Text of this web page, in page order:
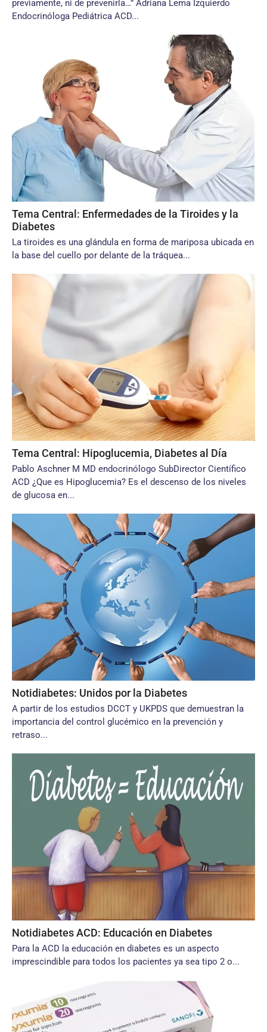
previamente, ni de prevenirla…” Adriana Lema Izquierdo
Endocrinóloga Pediátrica ACD...
Tema Central: Enfermedades de la Tiroides y la
Diabetes
La tiroides es una glándula en forma de mariposa ubicada en
la base del cuello por delante de la tráquea...
Tema Central: Hipoglucemia, Diabetes al Día
Pablo Aschner M MD endocrinólogo SubDirector Científico
ACD ¿Que es Hipoglucemia? Es el descenso de los niveles
de glucosa en...
Notidiabetes: Unidos por la Diabetes
A partir de los estudios DCCT y UKPDS que demuestran la
importancia del control glucémico en la prevención y
retraso...
Notidiabetes ACD: Educación en Diabetes
Para la ACD la educación en diabetes es un aspecto
imprescindible para todos los pacientes ya sea tipo 2 o...